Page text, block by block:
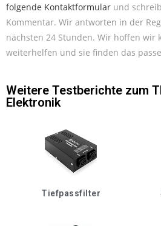
folgende Kontaktformular und
Kommentar. Wir antworten in der
nächsten 24 Stunden. Wir hoffen wir
weiterhelfen und sie finden das
Weitere Testberichte zum
Elektronik
Tiefpassfilter